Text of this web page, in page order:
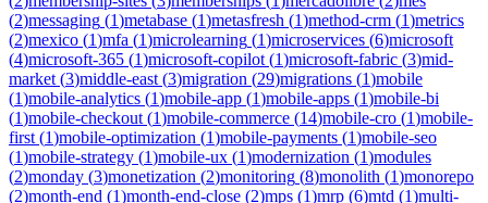
(2)messaging (1)metabase (1)metasfresh (1)method-crm (1)metrics
(2)mexico (1)mfa (1)microlearning (1)microservices (6)microsoft
(4)microsoft-365 (1)microsoft-copilot (1)microsoft-fabric (3)mid-
market (3)middle-east (3)migration (29)migrations (1)mobile
(1)mobile-analytics (1)mobile-app (1)mobile-apps (1)mobile-bi
(1)mobile-checkout (1)mobile-commerce (14)mobile-cro (1)mobile-
first (1)mobile-optimization (1)mobile-payments (1)mobile-seo
(1)mobile-strategy (1)mobile-ux (1)modernization (1)modules
(2)monday (3)monetization (2)monitoring (8)monolith (1)monorepo
(2)month-end (1)month-end-close (2)mps (1)mrp (6)mtd (1)multi-